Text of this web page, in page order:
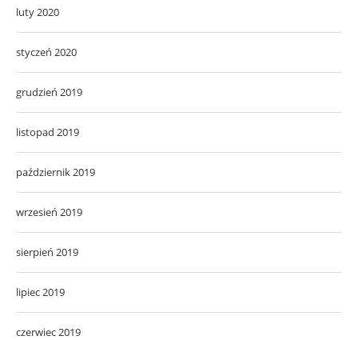
luty 2020
styczeń 2020
grudzień 2019
listopad 2019
październik 2019
wrzesień 2019
sierpień 2019
lipiec 2019
czerwiec 2019